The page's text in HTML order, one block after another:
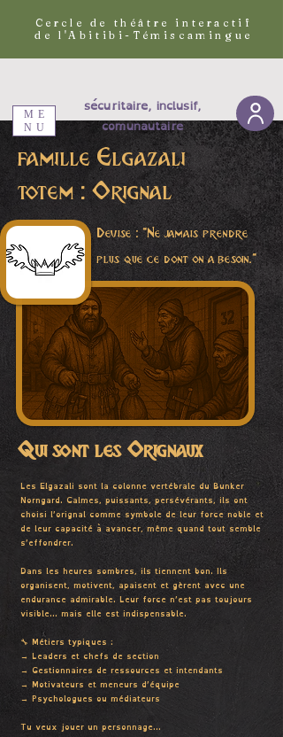
Cercle de théâtre interactif
de l'Abitibi-Témiscamingue
ME
NU
sécuritaire, inclusif,
comunautaire
famille Elgazali
totem : Orignal
Devise : "Ne jamais prendre
plus que ce dont on a besoin."
Qui sont les Orignaux
Les Elgazali sont la colonne vertébrale du Bunker
Norngard. Calmes, puissants, persévérants, ils ont
choisi l’orignal comme symbole de leur force noble et
de leur capacité à avancer, même quand tout semble
s’effondrer.
Dans les heures sombres, ils tiennent bon. Ils
organisent, motivent, apaisent et gèrent avec une
endurance admirable. Leur force n’est pas toujours
visible… mais elle est indispensable.
🔧 Métiers typiques :
→ Leaders et chefs de section
→ Gestionnaires de ressources et intendants
→ Motivateurs et meneurs d’équipe
→ Psychologues ou médiateurs
Tu veux jouer un personnage…